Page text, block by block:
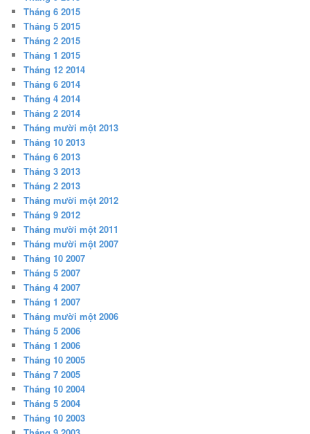
Tháng 6 2015
Tháng 5 2015
Tháng 2 2015
Tháng 1 2015
Tháng 12 2014
Tháng 6 2014
Tháng 4 2014
Tháng 2 2014
Tháng mười một 2013
Tháng 10 2013
Tháng 6 2013
Tháng 3 2013
Tháng 2 2013
Tháng mười một 2012
Tháng 9 2012
Tháng mười một 2011
Tháng mười một 2007
Tháng 10 2007
Tháng 5 2007
Tháng 4 2007
Tháng 1 2007
Tháng mười một 2006
Tháng 5 2006
Tháng 1 2006
Tháng 10 2005
Tháng 7 2005
Tháng 10 2004
Tháng 5 2004
Tháng 10 2003